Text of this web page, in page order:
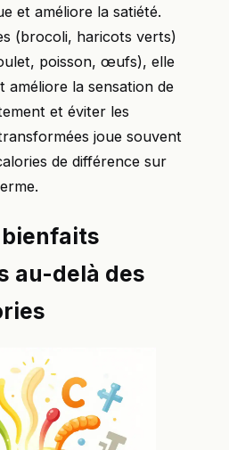
et améliore la satiété.
(brocoli, haricots verts)
poisson, œufs), elle
améliore la sensation de
et éviter les
joue souvent
de différence sur
au-delà des